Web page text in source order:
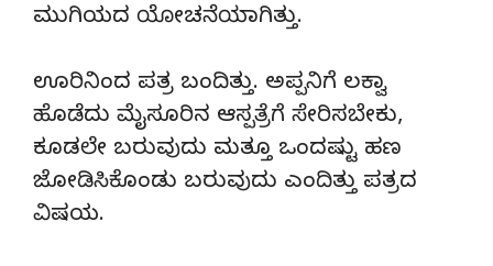
ಮುಗಿಯದ ಯೋಚನೆಯಾಗಿತ್ತು.
ಊರಿನಿಂದ ಪತ್ರ ಬಂದಿತ್ತು. ಅಪ್ಪನಿಗೆ ಲಕ್ವಾ
ಹೊಡೆದು ಮೈಸೂರಿನ ಆಸ್ಪತ್ರೆಗೆ ಸೇರಿಸಬೇಕು,
ಕೂಡಲೇ ಬರುವುದು ಮತ್ತೂ ಒಂದಷ್ಟು ಹಣ
ಜೋಡಿಸಿಕೊಂಡು ಬರುವುದು ಎಂದಿತ್ತು ಪತ್ರದ
ವಿಷಯ.